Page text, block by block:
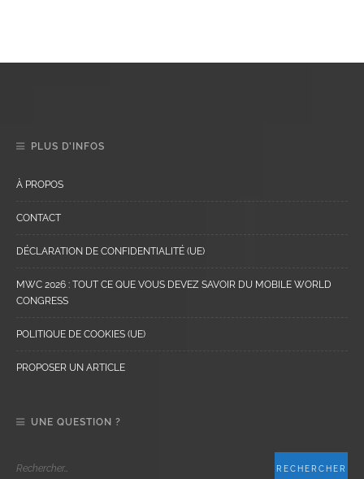
PLUS D’INFOS
À PROPOS
CONTACT
DÉCLARATION DE CONFIDENTIALITÉ (UE)
MWC 2026 : TOUT CE QUE VOUS DEVEZ SAVOIR DU MOBILE WORLD
CONGRESS
POLITIQUE DE COOKIES (UE)
PROPOSER UN ARTICLE
UNE QUESTION ?